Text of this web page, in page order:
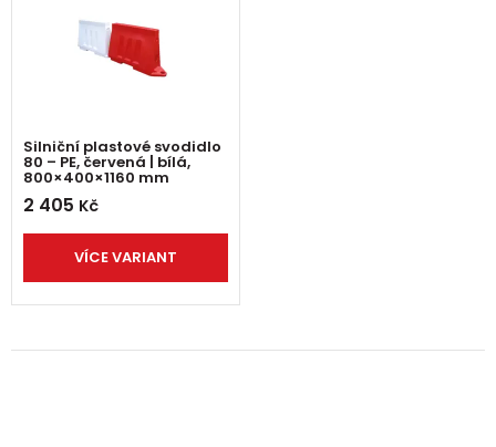
Silniční plastové svodidlo
80 – PE, červená | bílá,
800×400×1160 mm
2 405 Kč
VÍCE VARIANT